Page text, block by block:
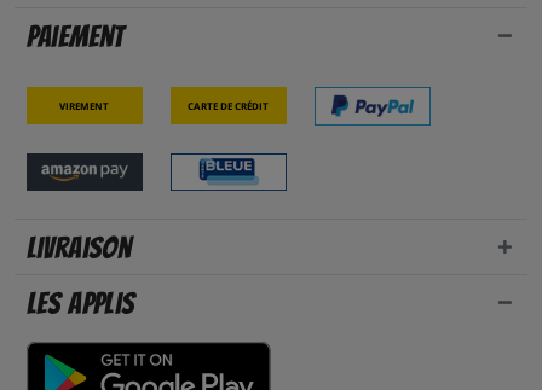
Paiement
Virement Carte de crédit
Livraison
Les applis